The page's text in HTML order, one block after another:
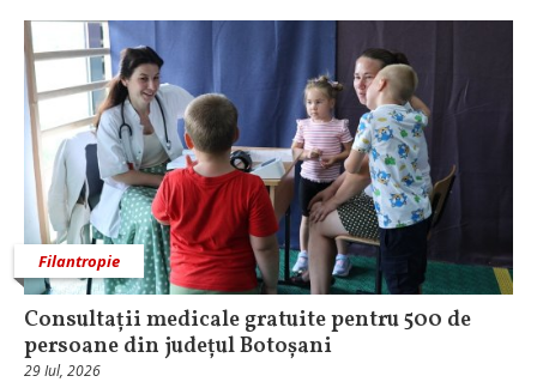
Filantropie
Consultații medicale gratuite pentru 500 de
persoane din județul Botoșani
29 Iul, 2026